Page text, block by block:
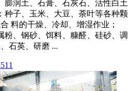
膨润土、石膏、石灰石、活性白土
种子、玉米、大豆、荼叶等各种颗
料的干燥、冷却、增湿作业；
粉、钢砂、饵料、糠醛、硅砂、调
石英、研磨 ...